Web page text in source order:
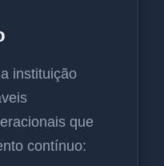
instituição
que
contínuo: